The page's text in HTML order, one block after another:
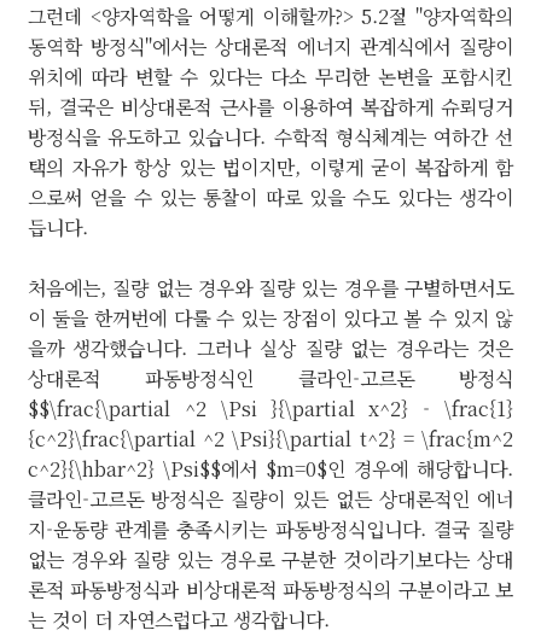
그런데 <양자역학을 어떻게 이해할까?> 5.2절 "양자역학의
동역학 방정식"에서는 상대론적 에너지 관계식에서 질량이
위치에 따라 변할 수 있다는 다소 무리한 논변을 포함시킨
뒤, 결국은 비상대론적 근사를 이용하여 복잡하게 슈뢰딩거
방정식을 유도하고 있습니다. 수학적 형식체계는 여하간 선
택의 자유가 항상 있는 법이지만, 이렇게 굳이 복잡하게 함
으로써 얻을 수 있는 통찰이 따로 있을 수도 있다는 생각이
듭니다.
처음에는, 질량 없는 경우와 질량 있는 경우를 구별하면서도
이 둘을 한꺼번에 다룰 수 있는 장점이 있다고 볼 수 있지 않
을까 생각했습니다. 그러나 실상 질량 없는 경우라는 것은
상대론적 파동방정식인 클라인-고르돈 방정식
$$\frac{\partial ^2 \Psi }{\partial x^2} - \frac{1}
{c^2}\frac{\partial ^2 \Psi}{\partial t^2} = \frac{m^2
c^2}{\hbar^2} \Psi$$에서 $m=0$인 경우에 해당합니다.
클라인-고르돈 방정식은 질량이 있든 없든 상대론적인 에너
지-운동량 관계를 충족시키는 파동방정식입니다. 결국 질량
없는 경우와 질량 있는 경우로 구분한 것이라기보다는 상대
론적 파동방정식과 비상대론적 파동방정식의 구분이라고 보
는 것이 더 자연스럽다고 생각합니다.